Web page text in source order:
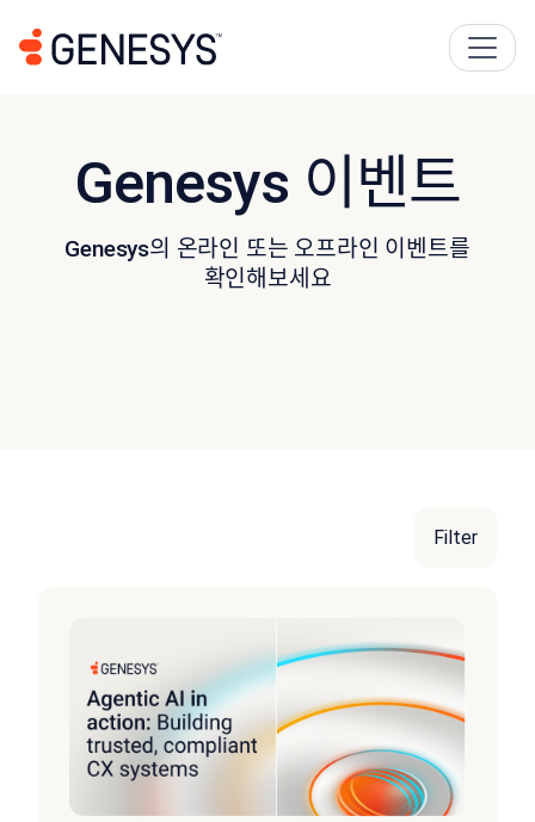
Genesys 이벤트
Genesys의 온라인 또는 오프라인 이벤트를
확인해보세요
Filter